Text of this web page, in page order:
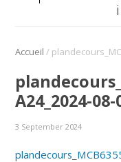
Accueil /
A24_2024-08-
3 September 2024